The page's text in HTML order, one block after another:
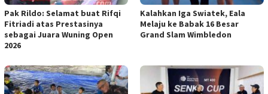
Pak Rildo: Selamat buat Rifqi
Fitriadi atas Prestasinya
sebagai Juara Wuning Open
2026
Kalahkan Iga Swiatek, Eala
Melaju ke Babak 16 Besar
Grand Slam Wimbledon